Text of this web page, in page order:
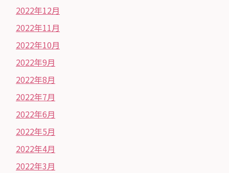
2022年12月
2022年11月
2022年10月
2022年9月
2022年8月
2022年7月
2022年6月
2022年5月
2022年4月
2022年3月